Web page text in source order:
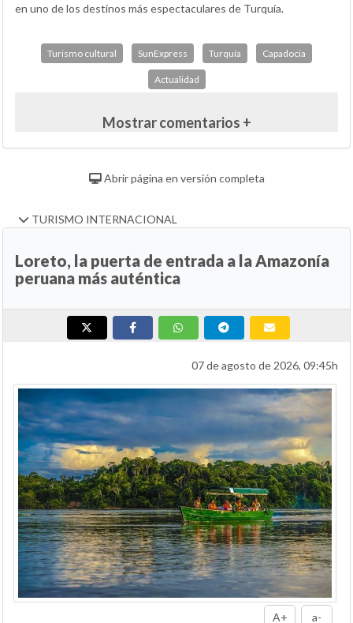
en uno de los destinos más espectaculares de Turquía.
Turismo cultural SunExpress Turquía Capadocia
Actualidad
Mostrar comentarios +
Abrir página en versión completa
TURISMO INTERNACIONAL
Loreto, la puerta de entrada a la Amazonía
peruana más auténtica
07 de agosto de 2026, 09:45h
A+ a-